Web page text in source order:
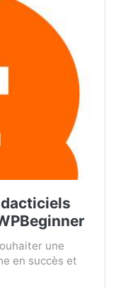
une
en succès et